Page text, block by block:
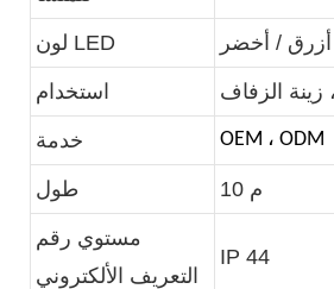
لون LED
خدمة OEM ، ODM
طول 10 م
مستوي رقم
التعريف الألكتروني
IP 44